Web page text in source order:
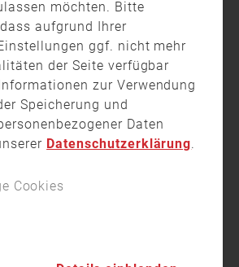
aus dem Bereich Coburg
den Brand löschen. Laut Polizei
etwa 50.000 Euro geschätzt. Die
hat die Ermittlungen zur
Brandursache Einsatz Feuer
Feuerwehr
möchten. Bitte
aufgrund Ihrer
ggf. nicht mehr
der Seite verfügbar
zur Verwendung
Speicherung und
Daten
Datenschutzerklärung.
Cookies